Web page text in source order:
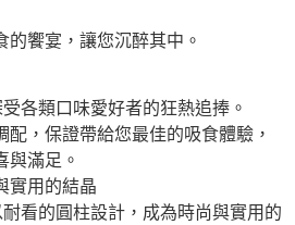
饗宴，讓您沉醉其中。
各類口味愛好者的狂熱追捧。
，保證帶給您最佳的吸食體驗，
與滿足。
實用的結晶
看的圓柱設計，成為時尚與實用的